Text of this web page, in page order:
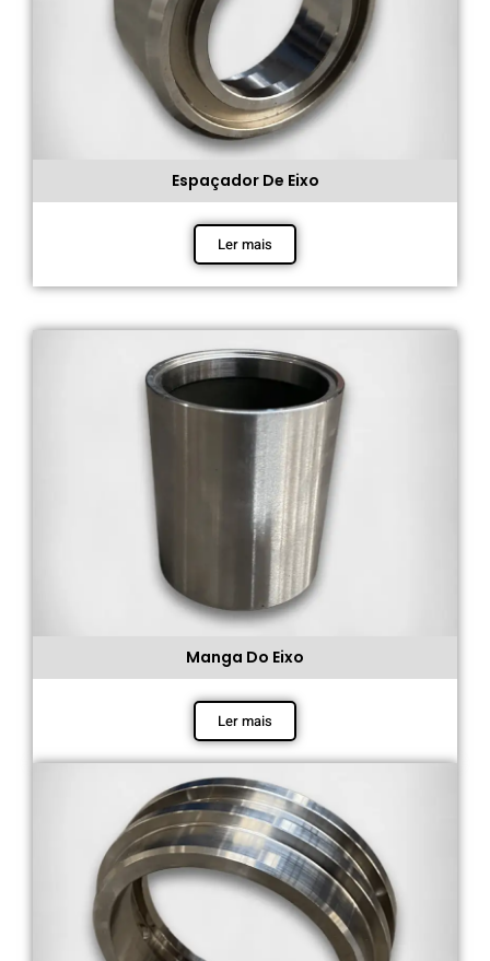
Espaçador De Eixo
Ler mais
Manga Do Eixo
Ler mais